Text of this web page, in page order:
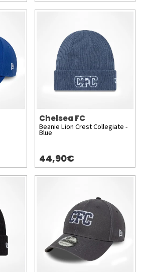
Chelsea FC
Beanie Lion Crest Collegiate -
Blue
44,90€